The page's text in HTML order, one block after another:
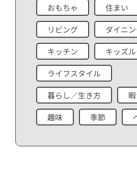
おもちゃ 住まい
リビング ダイニ
キッチン キッズ
ライフスタイル
暮らし／生き方
趣味 季節